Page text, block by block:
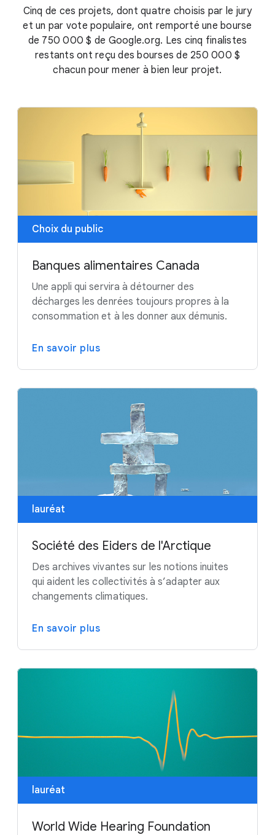
Cinq de ces projets, dont quatre choisis par le jury
et un par vote populaire, ont remporté une bourse
de 750 000 $ de Google.org. Les cinq finalistes
restants ont reçu des bourses de 250 000 $
chacun pour mener à bien leur projet.
Choix du public
Banques alimentaires Canada
Une appli qui servira à détourner des
décharges les denrées toujours propres à la
consommation et à les donner aux démunis.
En savoir plus
lauréat
Société des Eiders de l'Arctique
Des archives vivantes sur les notions inuites
qui aident les collectivités à s’adapter aux
changements climatiques.
En savoir plus
lauréat
World Wide Hearing Foundation